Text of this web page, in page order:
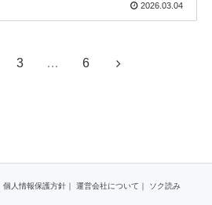
2026.03.04
3 … 6
個人情報保護方針 ｜ 運営会社について ｜ ソク読み